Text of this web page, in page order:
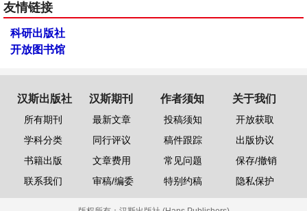
友情链接
科研出版社
开放图书馆
汉斯出版社
所有期刊
学科分类
书籍出版
联系我们
汉斯期刊
最新文章
同行评议
文章费用
审稿/编委
作者须知
投稿须知
稿件跟踪
常见问题
特别约稿
关于我们
开放获取
出版协议
保存/撤销
隐私保护